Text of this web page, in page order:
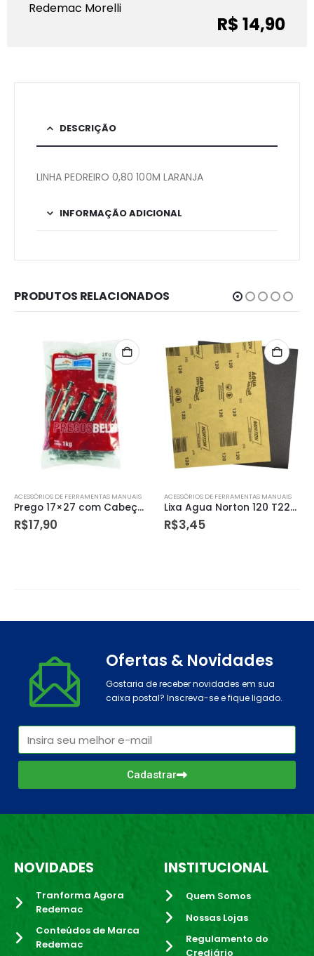
Redemac Morelli
R$ 14,90
DESCRIÇÃO
LINHA PEDREIRO 0,80 100M LARANJA
INFORMAÇÃO ADICIONAL
PRODUTOS RELACIONADOS
ACESSÓRIOS DE FERRAMENTAS MANUAIS
Lixa Agua Norton 120 T223 com 50 Peças
R$3,45
ACESSÓRIOS DE FERRAMENTAS MANUAIS
Lixa Massa Norton 180 A257 com 50 Peças
R$1,95
Ofertas & Novidades
Gostaria de receber novidades em sua
caixa postal? Inscreva-se e fique ligado.
Cadastrar
NOVIDADES
Tranforma Agora
Redemac
Conteúdos de Marca
Redemac
INSTITUCIONAL
Quem Somos
Nossas Lojas
Regulamento do
Crediário